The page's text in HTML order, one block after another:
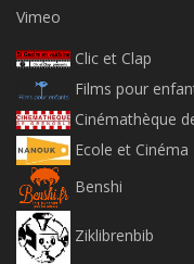
Vimeo
Clic et Clap
Films pour
Cinémathèque
Ecole et Cinéma
Benshi
Ziklibrenbib